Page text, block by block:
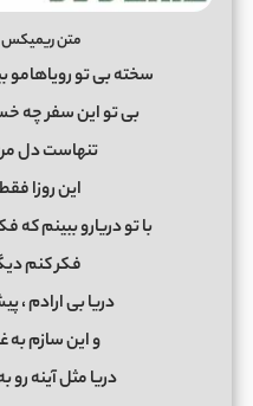
متن ریمیکس
سخته بی تو رویاهامو
بی تو این سفر چه
تنهاست دل
این روزا
با تو دریارو ببینم
فکر کنم
دریا بی ارادم ،
و این سازم
دریا مثل آینه